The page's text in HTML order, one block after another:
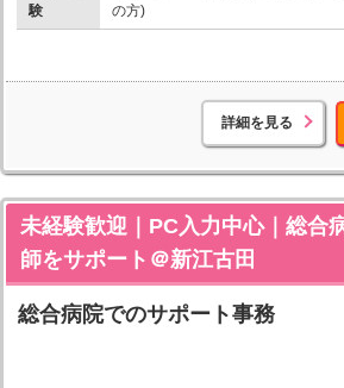
験
の方)
詳細を見る
未経験歓迎｜PC入力中心｜総合
師をサポート＠新江古田
総合病院でのサポート事務